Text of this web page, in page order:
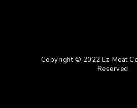
Copyright © 2022 Ez-Meat
Reserved.